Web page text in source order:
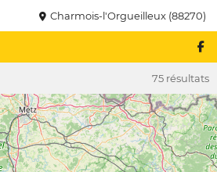
Charmois-l'Orgueilleux (88270)
75 résultats